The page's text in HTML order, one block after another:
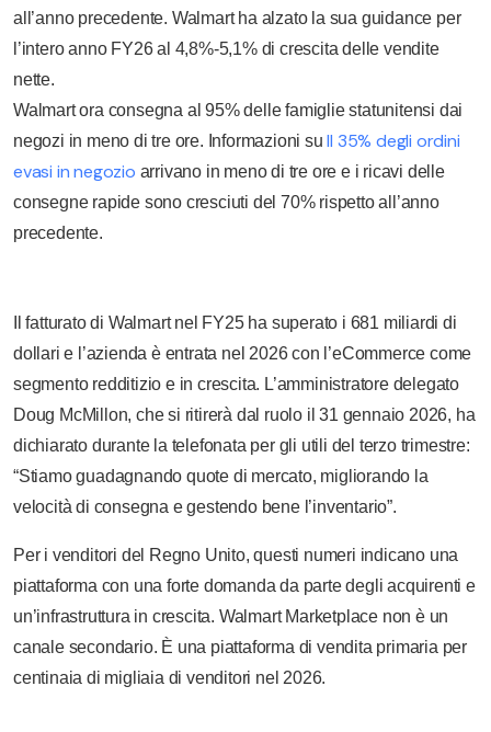
all’anno precedente. Walmart ha alzato la sua guidance per
l’intero anno FY26 al 4,8%-5,1% di crescita delle vendite
nette.
Walmart ora consegna al 95% delle famiglie statunitensi dai
negozi in meno di tre ore. Informazioni su Il 35% degli ordini
evasi in negozio arrivano in meno di tre ore e i ricavi delle
consegne rapide sono cresciuti del 70% rispetto all’anno
precedente.
Il fatturato di Walmart nel FY25 ha superato i 681 miliardi di
dollari e l’azienda è entrata nel 2026 con l’eCommerce come
segmento redditizio e in crescita. L’amministratore delegato
Doug McMillon, che si ritirerà dal ruolo il 31 gennaio 2026, ha
dichiarato durante la telefonata per gli utili del terzo trimestre:
“Stiamo guadagnando quote di mercato, migliorando la
velocità di consegna e gestendo bene l’inventario”.
Per i venditori del Regno Unito, questi numeri indicano una
piattaforma con una forte domanda da parte degli acquirenti e
un’infrastruttura in crescita. Walmart Marketplace non è un
canale secondario. È una piattaforma di vendita primaria per
centinaia di migliaia di venditori nel 2026.